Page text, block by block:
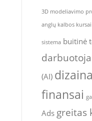
3D modeliavimo
anglų kalbos kursai
sistema buitinė
(AI)
finansai
Ads greitas